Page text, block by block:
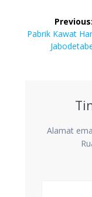
Navigasi
pos
Previous:
Previous
Pabrik Kawat
Alamat